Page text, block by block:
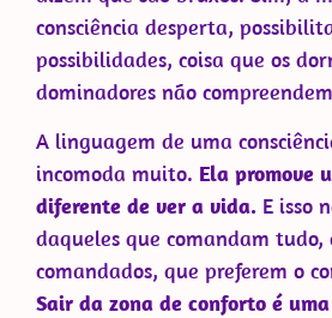
consciência desperta,
possibilidades, coisa que os
dominadores não
A linguagem de uma
incomoda muito. Ela promove
diferente de ver a vida. E isso
daqueles que comandam tudo,
comandados, que preferem o
Sair da zona de conforto é